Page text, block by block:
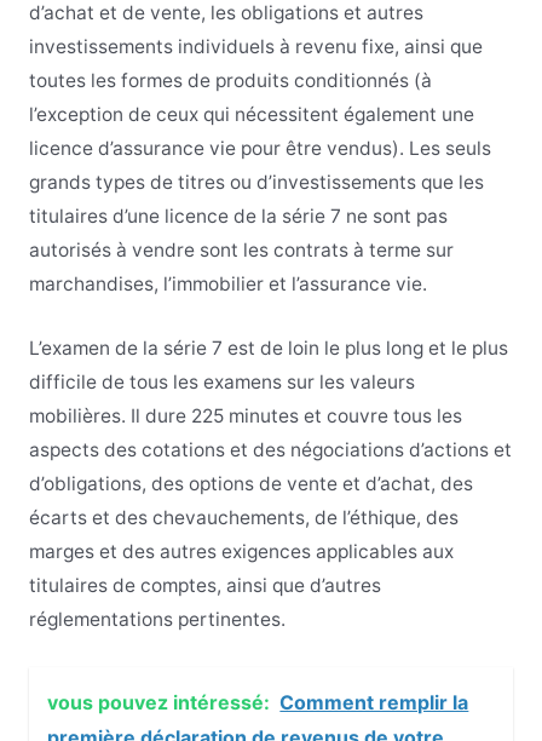
d’achat et de vente, les obligations et autres
investissements individuels à revenu fixe, ainsi que
toutes les formes de produits conditionnés (à
l’exception de ceux qui nécessitent également une
licence d’assurance vie pour être vendus). Les seuls
grands types de titres ou d’investissements que les
titulaires d’une licence de la série 7 ne sont pas
autorisés à vendre sont les contrats à terme sur
marchandises, l’immobilier et l’assurance vie.
L’examen de la série 7 est de loin le plus long et le plus
difficile de tous les examens sur les valeurs
mobilières. Il dure 225 minutes et couvre tous les
aspects des cotations et des négociations d’actions et
d’obligations, des options de vente et d’achat, des
écarts et des chevauchements, de l’éthique, des
marges et des autres exigences applicables aux
titulaires de comptes, ainsi que d’autres
réglementations pertinentes.
vous pouvez intéressé: Comment remplir la